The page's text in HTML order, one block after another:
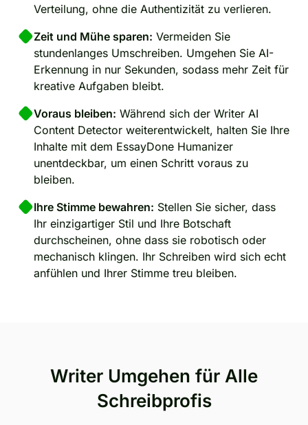
Verteilung, ohne die Authentizität zu verlieren.
Zeit und Mühe sparen: Vermeiden Sie
stundenlanges Umschreiben. Umgehen Sie AI-
Erkennung in nur Sekunden, sodass mehr Zeit für
kreative Aufgaben bleibt.
Voraus bleiben: Während sich der Writer AI
Content Detector weiterentwickelt, halten Sie Ihre
Inhalte mit dem EssayDone Humanizer
unentdeckbar, um einen Schritt voraus zu
bleiben.
Ihre Stimme bewahren: Stellen Sie sicher, dass
Ihr einzigartiger Stil und Ihre Botschaft
durchscheinen, ohne dass sie robotisch oder
mechanisch klingen. Ihr Schreiben wird sich echt
anfühlen und Ihrer Stimme treu bleiben.
Writer Umgehen für Alle
Schreibprofis